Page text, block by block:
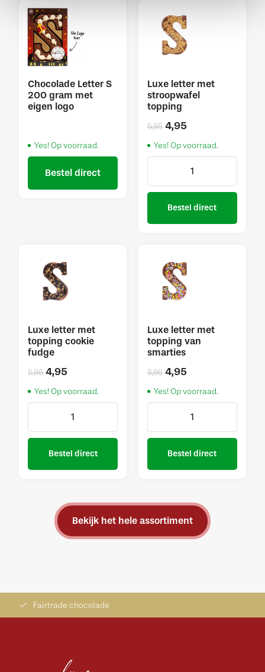
Chocolade Letter S
200 gram met
eigen logo
Yes! Op voorraad.
Bestel direct
Luxe letter met
stroopwafel
topping
5,95 4,95
Yes! Op voorraad.
Bestel direct
Luxe letter met
topping cookie
fudge
5,95 4,95
Yes! Op voorraad.
Bestel direct
Luxe letter met
topping van
smarties
5,95 4,95
Yes! Op voorraad.
Bestel direct
Bekijk het hele assortiment
Fairtrade chocolade